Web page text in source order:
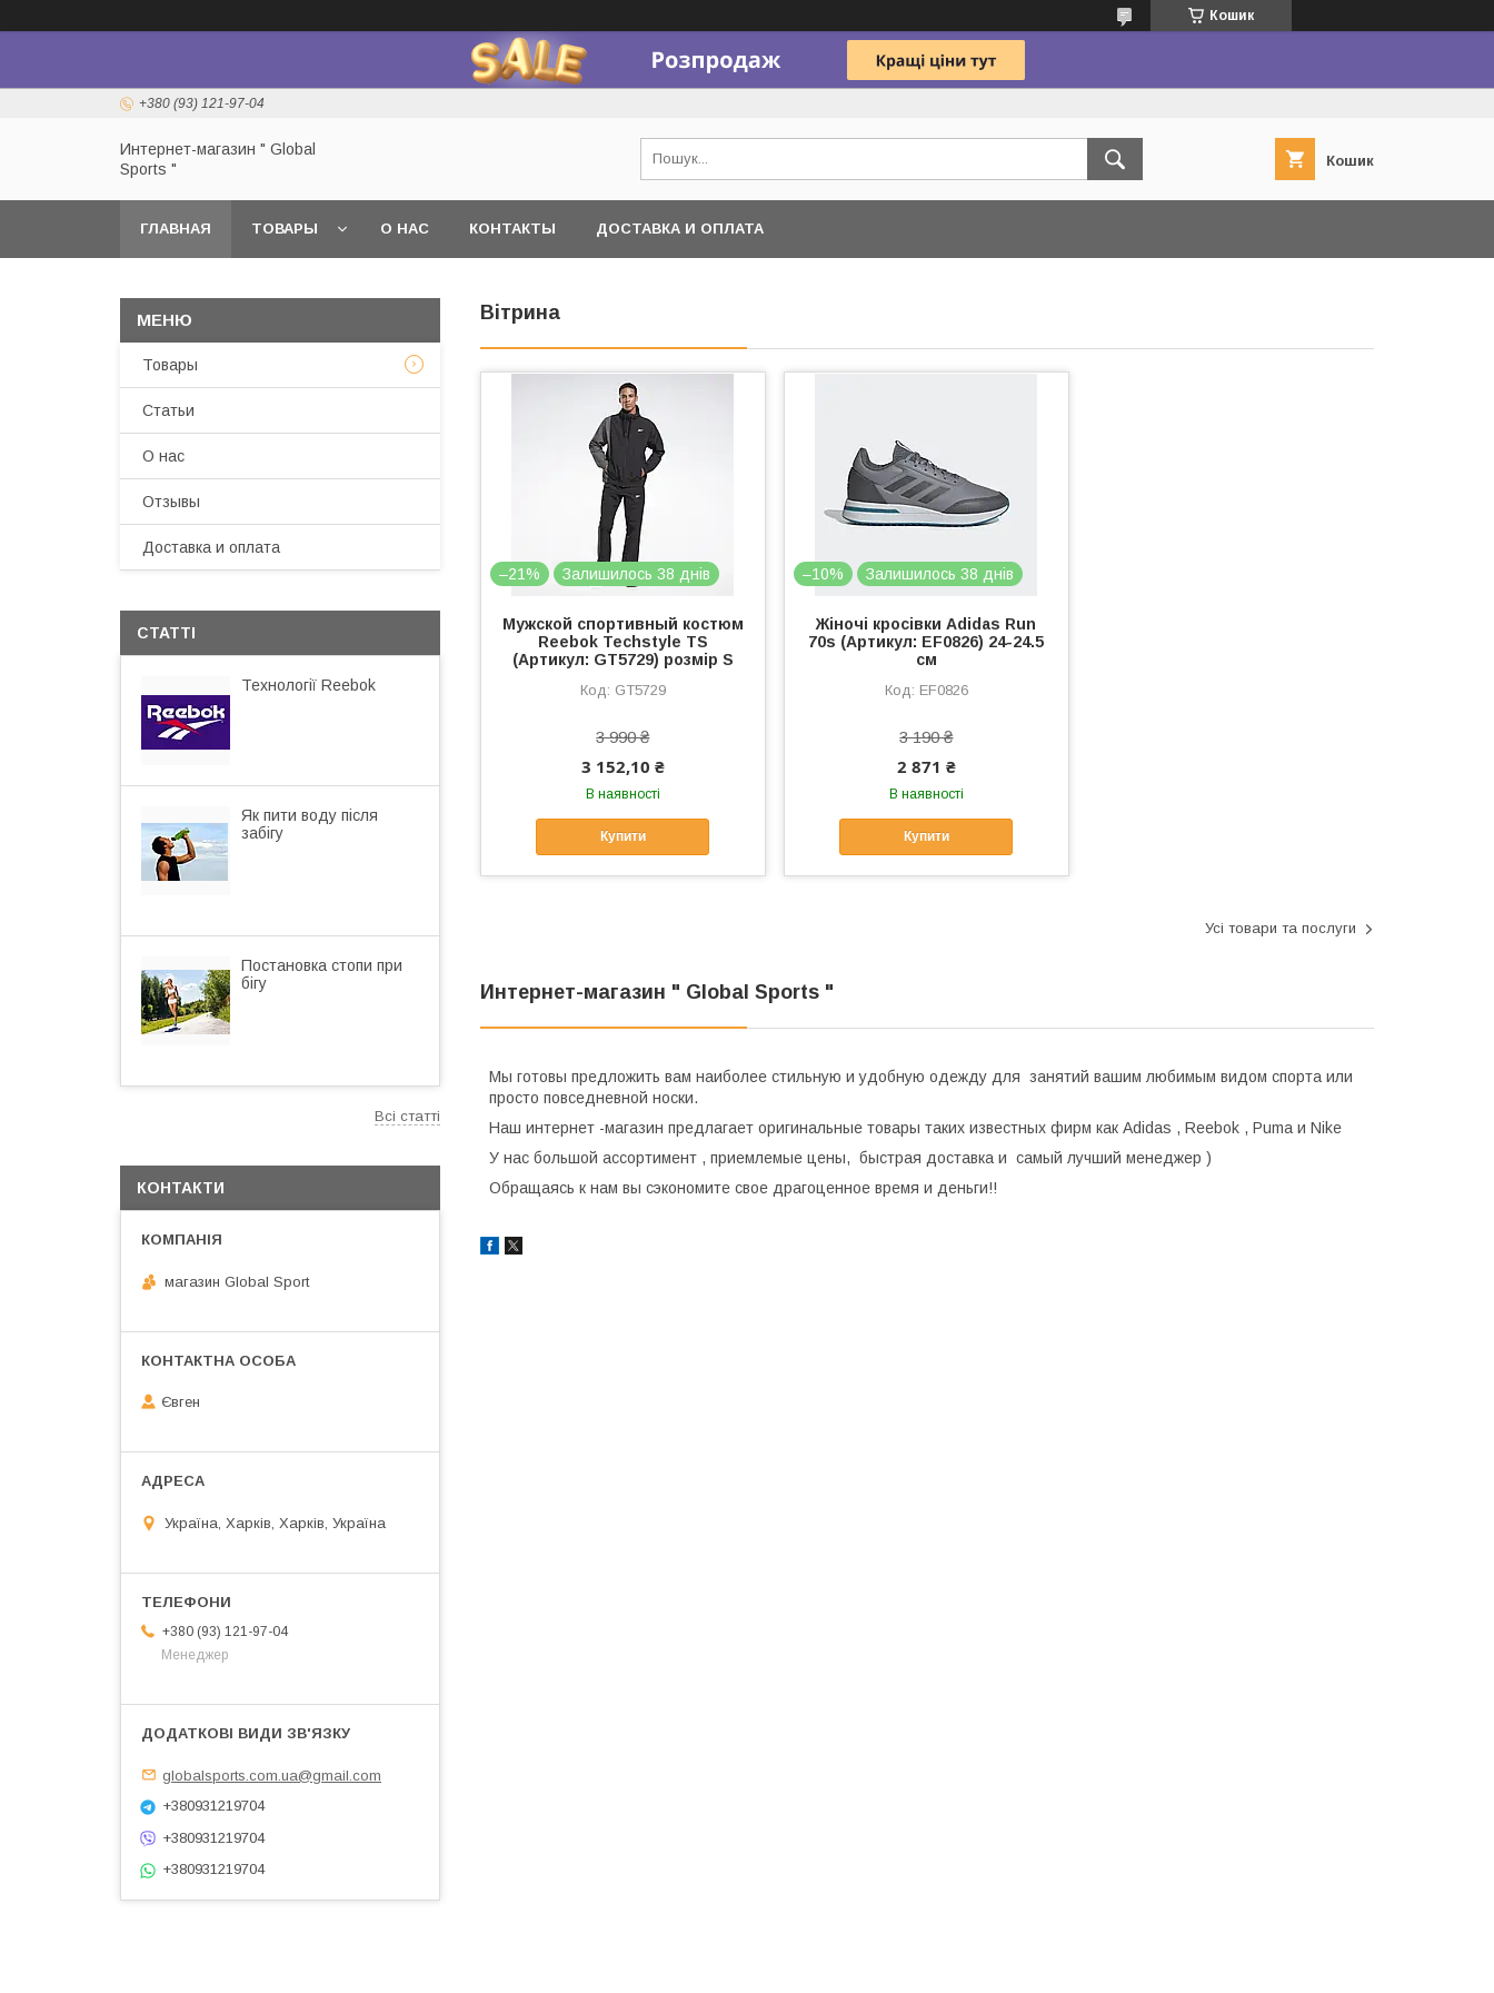
Кошик
+380 (93) 121-97-04
Интернет-магазин " Global
Sports "
Кошик
ГЛАВНАЯ ТОВАРЫ О НАС КОНТАКТЫ ДОСТАВКА И ОПЛАТА
Вітрина
–21% Залишилось 38 днів
Мужской спортивный костюм
Reebok Techstyle TS
(Артикул: GT5729) розмір S
GT5729
3 990 ₴
3 152,10 ₴
В наявності
Купити
–10% Залишилось 38 днів
Жіночі кросівки Adidas Run
70s (Артикул: EF0826) 24-24.5
см
EF0826
3 190 ₴
2 871 ₴
В наявності
Купити
Усі товари та послуги
Интернет-магазин " Global Sports "
Мы готовы предложить вам наиболее стильную и удобную одежду для занятий вашим любимым видом спорта или
просто повседневной носки.
Наш интернет -магазин предлагает оригинальные товары таких известных фирм как Adidas , Reebok , Puma и Nike
У нас большой ассортимент , приемлемые цены, быстрая доставка и самый лучший менеджер )
Обращаясь к нам вы сэкономите свое драгоценное время и деньги!!
Товары
Статьи
О нас
Отзывы
Доставка и оплата
СТАТТІ
Технології Reebok
Як пити воду після
забігу
Постановка стопи при
бігу
Всі статті
КОНТАКТИ
магазин Global Sport
Євген
Україна, Харків, Харків, Україна
+380 (93) 121-97-04
Менеджер
globalsports.com.ua@gmail.com
+380931219704
+380931219704
+380931219704